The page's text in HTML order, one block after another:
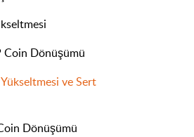
Coin Dönüşümü
ve Sert
Dönüşümü